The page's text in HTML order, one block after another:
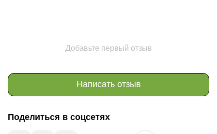
Добавьте первый отзыв
Написать отзыв
Поделиться в соцсетях